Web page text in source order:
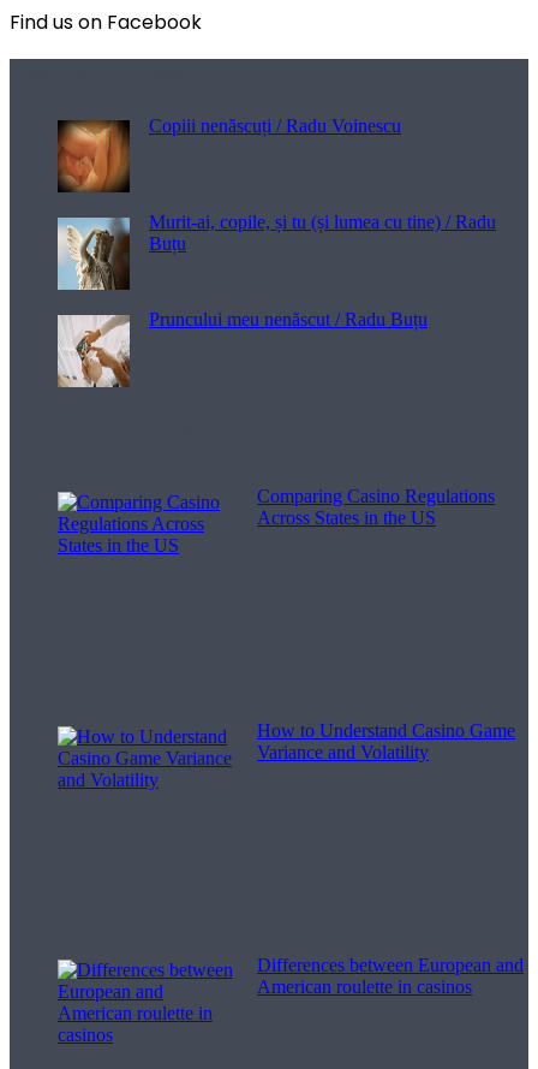
Find us on Facebook
Copiii nenăscuți / Radu Voinescu
Murit-ai, copile, și tu (și lumea cu tine) / Radu
Buțu
Pruncului meu nenăscut / Radu Buțu
Comparing Casino Regulations
Across States in the US
How to Understand Casino Game
Variance and Volatility
Differences between European and
American roulette in casinos